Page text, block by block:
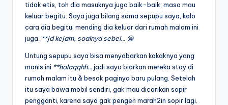
tidak etis, toh dia masuknya juga baik-baik, masa mau
keluar begitu. Saya juga bilang sama sepupu saya, kalo
cara dia begitu, mending dia keluar dari rumah malam ini
juga. **jd kejam, soalnya sebel… 😀
Untung sepupu saya bisa menyabarkan kakaknya yang
manis ini **halaqqhh…jadi saya biarkan mereka stay di
rumah malam itu & besok paginya baru pulang. Setelah
itu saya bawa mobil sendiri, gak mau dicarikan sopir
pengganti, karena saya gak pengen marah2in sopir lagi.